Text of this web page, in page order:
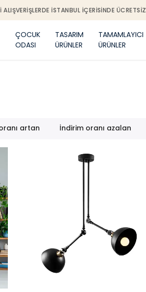
İSTANBUL IÇERISINDE ÜCRETSIZ MONTAJ!
ÇOCUK
ODASI
TASARIM
ÜRÜNLER
TAMAMLAYICI
ÜRÜNLER
artan İndirim oranı azalan